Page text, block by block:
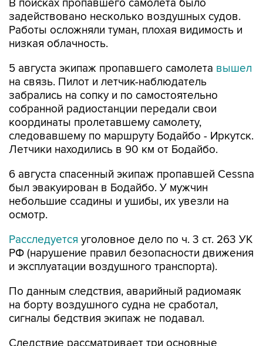
В поисках пропавшего самолета было
задействовано несколько воздушных судов.
Работы осложняли туман, плохая видимость и
низкая облачность.
5 августа экипаж пропавшего самолета вышел
на связь. Пилот и летчик-наблюдатель
забрались на сопку и по самостоятельно
собранной радиостанции передали свои
координаты пролетавшему самолету,
следовавшему по маршруту Бодайбо - Иркутск.
Летчики находились в 90 км от Бодайбо.
6 августа спасенный экипаж пропавшей Cessna
был эвакуирован в Бодайбо. У мужчин
небольшие ссадины и ушибы, их увезли на
осмотр.
Расследуется уголовное дело по ч. 3 ст. 263 УК
РФ (нарушение правил безопасности движения
и эксплуатации воздушного транспорта).
По данным следствия, аварийный радиомаяк
на борту воздушного судна не сработал,
сигналы бедствия экипаж не подавал.